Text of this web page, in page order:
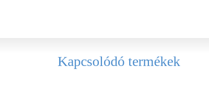
Kapcsolódó termékek